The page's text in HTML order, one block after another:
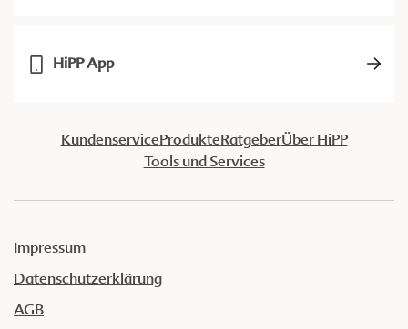
HiPP App
KundenserviceProdukteRatgeberÜber HiPP
Tools und Services
Impressum
Datenschutzerklärung
AGB